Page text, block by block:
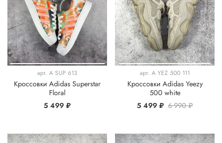
арт. A SUP 613
Кроссовки Adidas Superstar
Floral
5 499 ₽
арт. A YEZ 500 111
Кроссовки Adidas Yeezy
500 white
5 499 ₽ 6 990 ₽